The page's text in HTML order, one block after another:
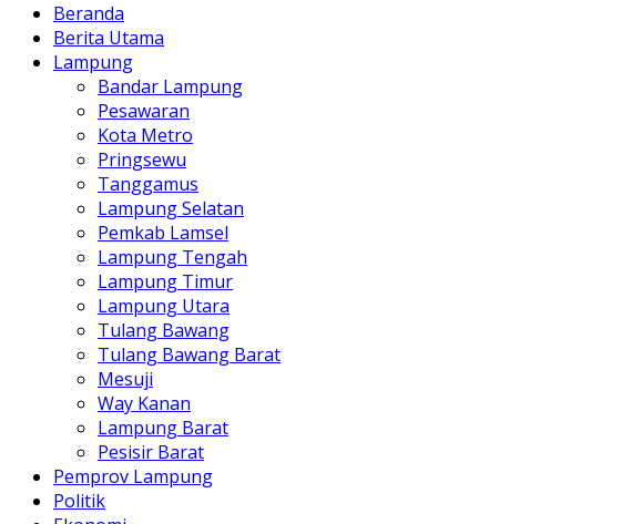
Beranda
Berita Utama
Lampung
Bandar Lampung
Pesawaran
Kota Metro
Pringsewu
Tanggamus
Lampung Selatan
Pemkab Lamsel
Lampung Tengah
Lampung Timur
Lampung Utara
Tulang Bawang
Tulang Bawang Barat
Mesuji
Way Kanan
Lampung Barat
Pesisir Barat
Pemprov Lampung
Politik